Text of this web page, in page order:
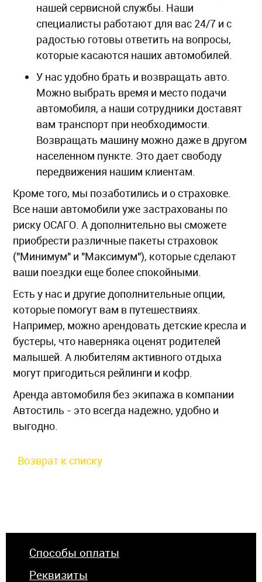
нашей сервисной службы. Наши
специалисты работают для вас 24/7 и с
радостью готовы ответить на вопросы,
которые касаются наших автомобилей.
У нас удобно брать и возвращать авто.
Можно выбрать время и место подачи
автомобиля, а наши сотрудники доставят
вам транспорт при необходимости.
Возвращать машину можно даже в другом
населенном пункте. Это дает свободу
передвижения нашим клиентам.
Кроме того, мы позаботились и о страховке.
Все наши автомобили уже застрахованы по
риску ОСАГО. А дополнительно вы сможете
приобрести различные пакеты страховок
("Минимум" и "Максимум"), которые сделают
ваши поездки еще более спокойными.
Есть у нас и другие дополнительные опции,
которые помогут вам в путешествиях.
Например, можно арендовать детские кресла и
бустеры, что наверняка оценят родителей
малышей. А любителям активного отдыха
могут пригодиться рейлинги и кофр.
Аренда автомобиля без экипажа в компании
Автостиль - это всегда надежно, удобно и
выгодно.
Возврат к списку
Способы оплаты
Реквизиты